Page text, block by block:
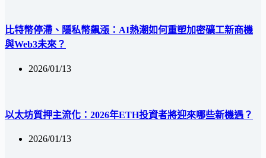
比特幣停滯、隱私幣飆漲：AI熱潮如何重塑加密礦工新商機
與Web3未來？
2026/01/13
以太坊質押主流化：2026年ETH投資者將迎來哪些新機遇？
2026/01/13